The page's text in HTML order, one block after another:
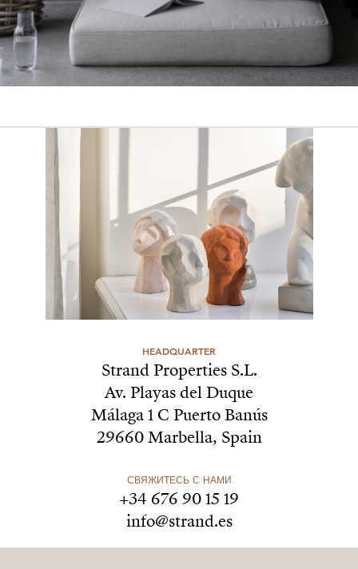
HEADQUARTER
Strand Properties S.L.
Av. Playas del Duque
Málaga 1 C Puerto Banús
29660 Marbella, Spain
СВЯЖИТЕСЬ С НАМИ
+34 676 90 15 19
info@strand.es